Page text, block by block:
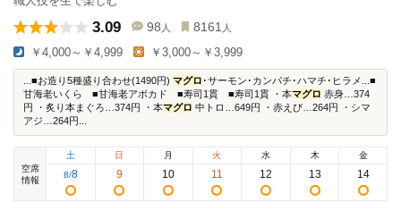
3.09 98 人 8161 人
￥4,000～￥4,999 ￥3,000～￥3,999
...■お造り5種盛り合わせ(1490円) マグロ ･サーモン･カンパチ･ハマチ･ヒラメ...■
甘海老いくら ■甘海老アボカド ■寿司1貫 ■寿司1貫 ・本マグロ 赤身…374
円 ・炙り本まぐろ…374円 ・本マグロ 中トロ…649円 ・赤えび…264円 ・シマ
アジ…264円...
空席
情報
土
8/8
日
9
月
10
火
11
水
12
木
13
金
14